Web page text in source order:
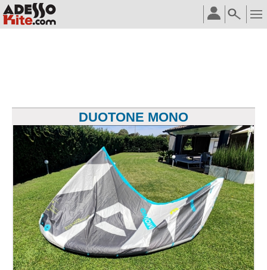
DUOTONE MONO